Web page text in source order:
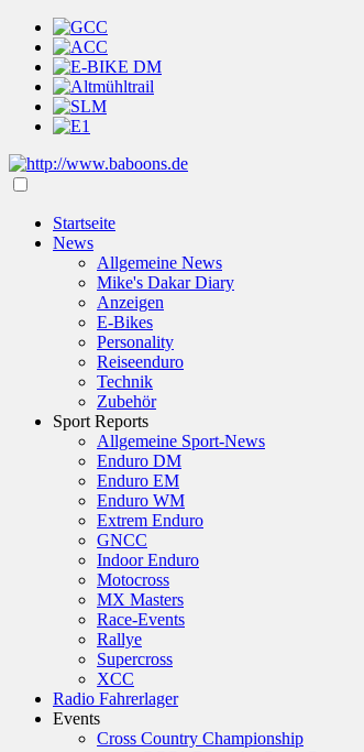
Startseite
News
Allgemeine News
Mike's Dakar Diary
Anzeigen
E-Bikes
Personality
Reiseenduro
Technik
Zubehör
Sport Reports
Allgemeine Sport-News
Enduro DM
Enduro EM
Enduro WM
Extrem Enduro
GNCC
Indoor Enduro
Motocross
MX Masters
Race-Events
Rallye
Supercross
XCC
Radio Fahrerlager
Events
Cross Country Championship